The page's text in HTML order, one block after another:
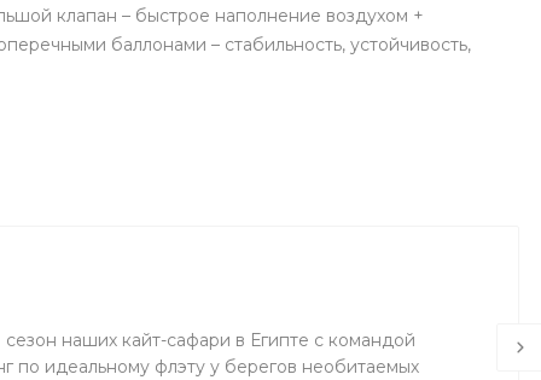
клапан – быстрое наполнение воздухом +
баллонами – стабильность, устойчивость,
наших кайт-сафари в Египте с командой
по идеальному флэту у берегов необитаемых